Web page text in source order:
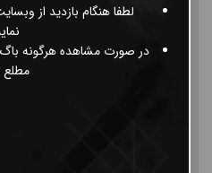
لطفا هنگام بازدید از
در صورت مشاهده هرگونه
مطلع